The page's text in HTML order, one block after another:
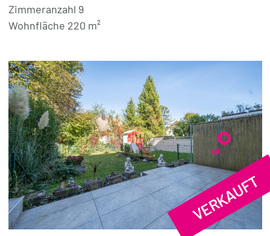
Zimmeranzahl 9
Wohnfläche 220 m²
VERKAUFT